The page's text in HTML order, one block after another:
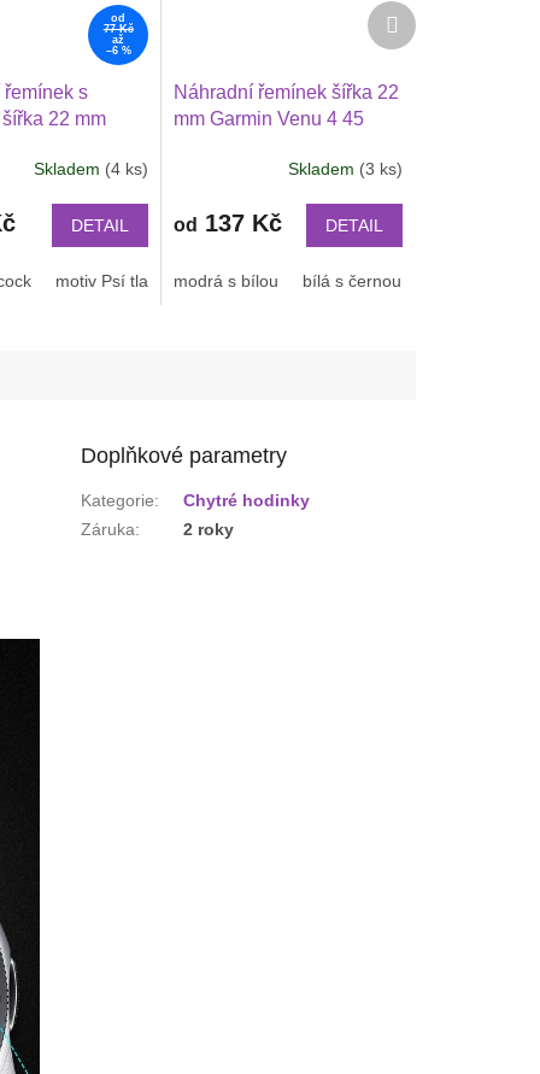
modrá
od
77 Kč
až
–6 %
s
22 mm
GTR 47
Skladem (4 ks)
DETAIL
motiv Psí tlapky motiv leopard Motiv růže
Náhradní řemínek šířka 22
mm Garmin Venu 4 45
Watch GT 2 PRO Xiaomi
Skladem (3 ks)
od 137 Kč DETAIL
modrá s bílou bílá s černou
Další
produkt
Doplňkové parametry
Kategorie:
Chytré hodinky
Záruka: 2 roky